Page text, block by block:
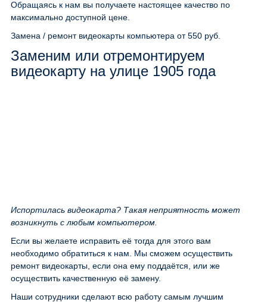
Обращаясь к нам вы получаете настоящее качество по
максимально доступной цене.
Замена / ремонт видеокарты компьютера от 550 руб.
Заменим или отремонтируем
видеокарту на улице 1905 года
Испортилась видеокарта? Такая неприятность может
возникнуть с любым компьютером.
Если вы желаете исправить её тогда для этого вам
необходимо обратиться к нам. Мы сможем осуществить
ремонт видеокарты, если она ему поддаётся, или же
осуществить качественную её замену.
Наши сотрудники сделают всю работу самым лучшим